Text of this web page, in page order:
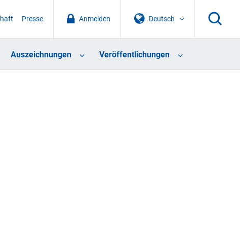
Deutsch
Anmelden
Presse
Auszeichnungen Veröffentlichungen